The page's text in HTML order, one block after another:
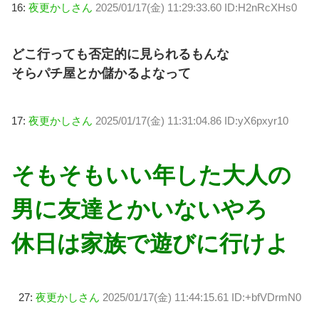
16: 夜更かしさん 2025/01/17(金) 11:29:33.60 ID:H2nRcXHs0
どこ行っても否定的に見られるもんな
そらパチ屋とか儲かるよなって
17: 夜更かしさん 2025/01/17(金) 11:31:04.86 ID:yX6pxyr10
そもそもいい年した大人の
男に友達とかいないやろ
休日は家族で遊びに行けよ
27: 夜更かしさん 2025/01/17(金) 11:44:15.61 ID:+bfVDrmN0